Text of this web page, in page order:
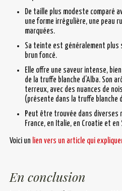
De taille plus modeste comparé
une forme irrégulière, une peau
marquées.
Sa teinte est généralement plus
brun foncé.
Elle offre une saveur intense,
de la truffe blanche d’Alba. Son
terreux, avec des nuances de
(présente dans la truffe blanche
Peut être trouvée dans diverses
France, en Italie, en Croatie et en
Voici un lien vers un article qui
En conclusion